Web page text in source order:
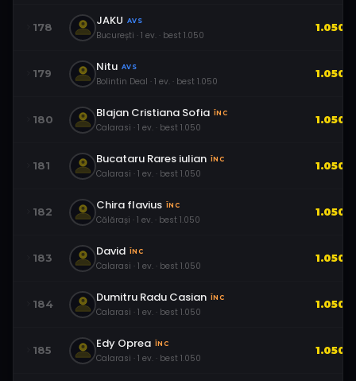
178 JAKU AVS
București · 1 ev. · best 1.050
1.050
179 Nitu AVS
Bolintin Deal · 1 ev. · best 1.050
1.050
180 Blajan Cristiana Sofia ÎNC
Calarasi · 1 ev. · best 1.050
1.050
181 Bucataru Rares iulian ÎNC
Calarasi · 1 ev. · best 1.050
1.050
182 Chira flavius ÎNC
Călărași · 1 ev. · best 1.050
1.050
183 David ÎNC
Calarasi · 1 ev. · best 1.050
1.050
184 Dumitru Radu Casian ÎNC
Calarasi · 1 ev. · best 1.050
1.050
185 Edy Oprea ÎNC
Calarasi · 1 ev. · best 1.050
1.050